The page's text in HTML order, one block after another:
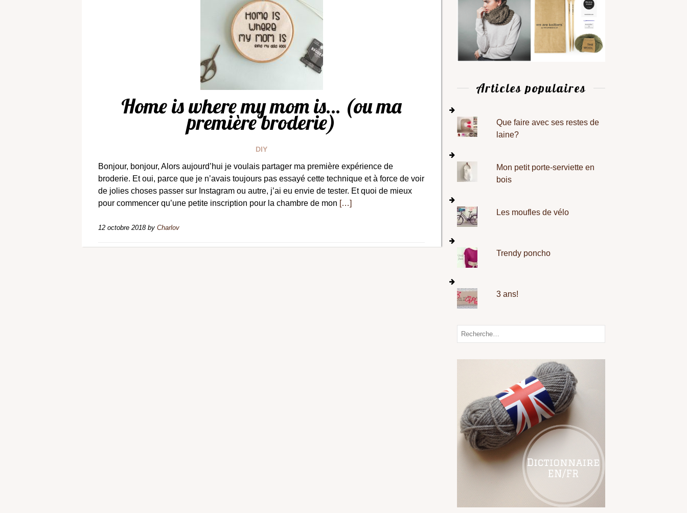
Home is where my mom is… (ou ma
première broderie)
DIY
Bonjour, bonjour, Alors aujourd’hui je voulais partager ma première expérience de
broderie. Et oui, parce que je n’avais toujours pas essayé cette technique et à force de voir
de jolies choses passer sur Instagram ou autre, j’ai eu envie de tester. Et quoi de mieux
pour commencer qu’une petite inscription pour la chambre de mon […]
12 octobre 2018by Charlov
Articles populaires
Que faire avec ses restes de
laine?
Mon petit porte-serviette en
bois
Les moufles de vélo
Trendy poncho
3 ans!